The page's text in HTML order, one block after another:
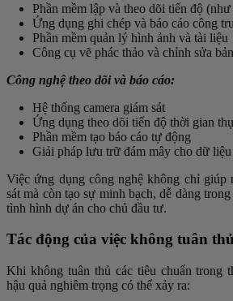
Phần mềm lập và theo dõi tiến độ
Ứng dụng ghi chép và báo cáo công
Phần mềm quản lý hình ảnh và tài liệu
Công cụ vẽ phác thảo và chỉnh sửa
Công nghệ theo dõi và báo cáo:
Hệ thống camera giám sát
Ứng dụng theo dõi tiến độ thời gian
Phần mềm tạo báo cáo tự động
Giải pháp lưu trữ đám mây cho dữ
Việc ứng dụng công nghệ không chỉ giúp
sát mà còn tạo sự minh bạch, dễ dàng
tình hình dự án cho chủ đầu tư.
Tác động của việc không tuân
Khi không tuân thủ các tiêu chuẩn trong
hậu quả nghiêm trọng có thể xảy ra: